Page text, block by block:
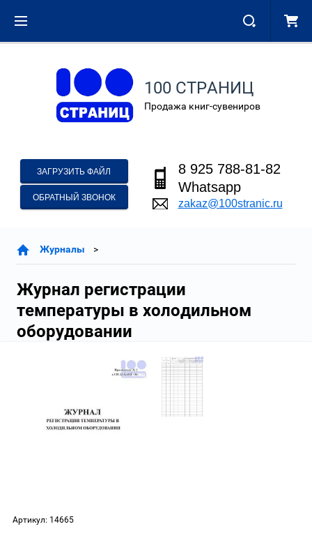
100 СТРАНИЦ
Продажа книг-сувениров
ЗАГРУЗИТЬ ФАЙЛ
ОБРАТНЫЙ ЗВОНОК
8 925 788-81-82
Whatsapp
zakaz@100stranic.ru
Журналы
Журнал регистрации
температуры в холодильном
оборудовании
Артикул: 14665